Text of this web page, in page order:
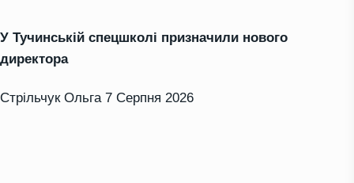
У Тучинській спецшколі призначили нового
директора
Стрільчук Ольга 7 Серпня 2026